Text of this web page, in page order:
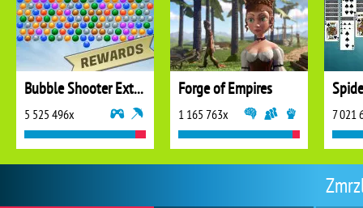
Bubble Shooter Extreme
5 525 496x
Forge of Empires
1 165 763x 7 021